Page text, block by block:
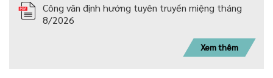
Công văn định hướng tuyên truyền miệng tháng
8/2026
Xem thêm